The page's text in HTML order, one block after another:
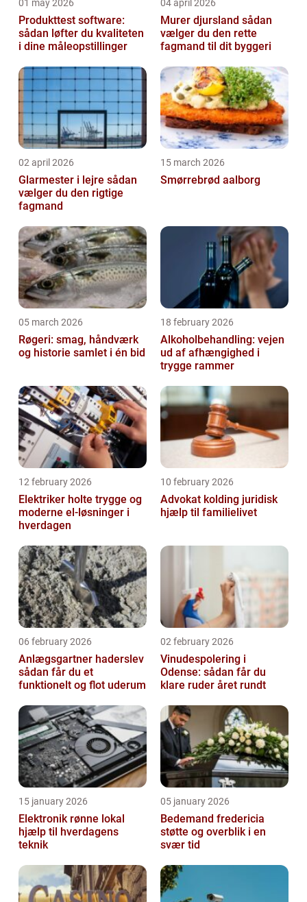
01 may 2026
Produkttest software:
sådan løfter du kvaliteten
i dine måleopstillinger
04 april 2026
Murer djursland sådan
vælger du den rette
fagmand til dit byggeri
02 april 2026
Glarmester i lejre sådan
vælger du den rigtige
fagmand
15 march 2026
Smørrebrød aalborg
05 march 2026
Røgeri: smag, håndværk
og historie samlet i én bid
18 february 2026
Alkoholbehandling: vejen
ud af afhængighed i
trygge rammer
12 february 2026
Elektriker holte trygge og
moderne el-løsninger i
hverdagen
10 february 2026
Advokat kolding juridisk
hjælp til familielivet
06 february 2026
Anlægsgartner haderslev
sådan får du et
funktionelt og flot uderum
02 february 2026
Vinudespolering i
Odense: sådan får du
klare ruder året rundt
15 january 2026
Elektronik rønne lokal
hjælp til hverdagens
teknik
05 january 2026
Bedemand fredericia
støtte og overblik i en
svær tid